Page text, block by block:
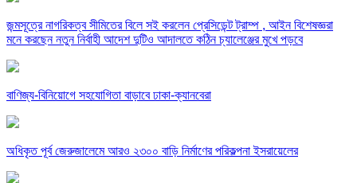
জন্মসূত্রে নাগরিকত্ব সীমিতের বিলে সই করলেন প্রেসিডেন্ট ট্রাম্প , আইন বিশেষজ্ঞরা
মনে করছেন নতুন নির্বাহী আদেশ দুটিও আদালতে কঠিন চ্যালেঞ্জের মুখে পড়বে
বাণিজ্য-বিনিয়োগে সহযোগিতা বাড়াবে ঢাকা-ক্যানবেরা
অধিকৃত পূর্ব জেরুজালেমে আরও ২৩০০ বাড়ি নির্মাণের পরিকল্পনা ইসরায়েলের